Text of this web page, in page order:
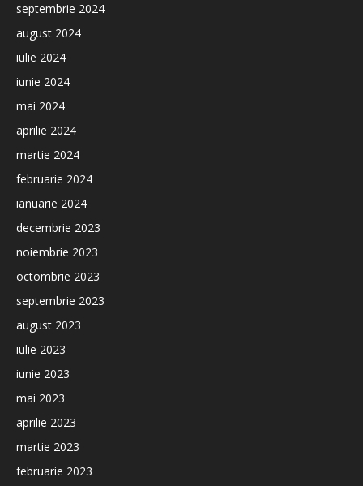
septembrie 2024
august 2024
iulie 2024
iunie 2024
mai 2024
aprilie 2024
martie 2024
februarie 2024
ianuarie 2024
decembrie 2023
noiembrie 2023
octombrie 2023
septembrie 2023
august 2023
iulie 2023
iunie 2023
mai 2023
aprilie 2023
martie 2023
februarie 2023